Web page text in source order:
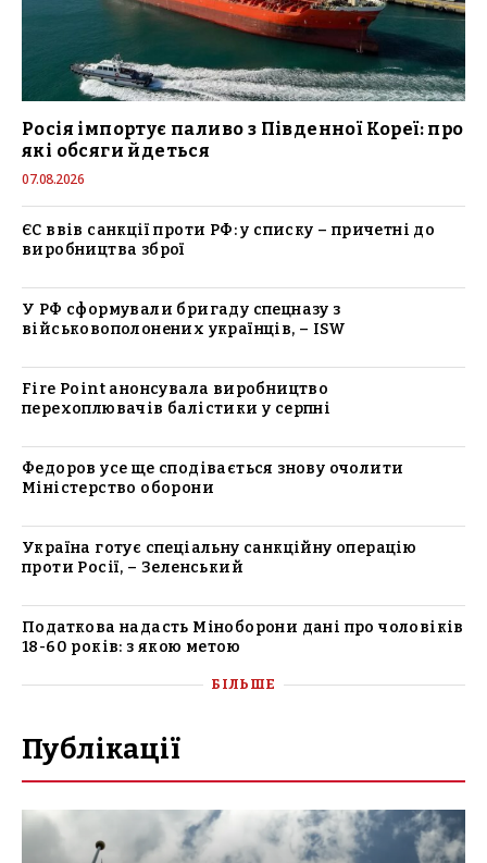
Росія імпортує паливо з Південної Кореї: про
які обсяги йдеться
07.08.2026
ЄС ввів санкції проти РФ: у списку – причетні до
виробництва зброї
У РФ сформували бригаду спецназу з
військовополонених українців, – ISW
Fire Point анонсувала виробництво
перехоплювачів балістики у серпні
Федоров усе ще сподівається знову очолити
Міністерство оборони
Україна готує спеціальну санкційну операцію
проти Росії, – Зеленський
Податкова надасть Міноборони дані про чоловіків
18-60 років: з якою метою
БІЛЬШЕ
Публікації